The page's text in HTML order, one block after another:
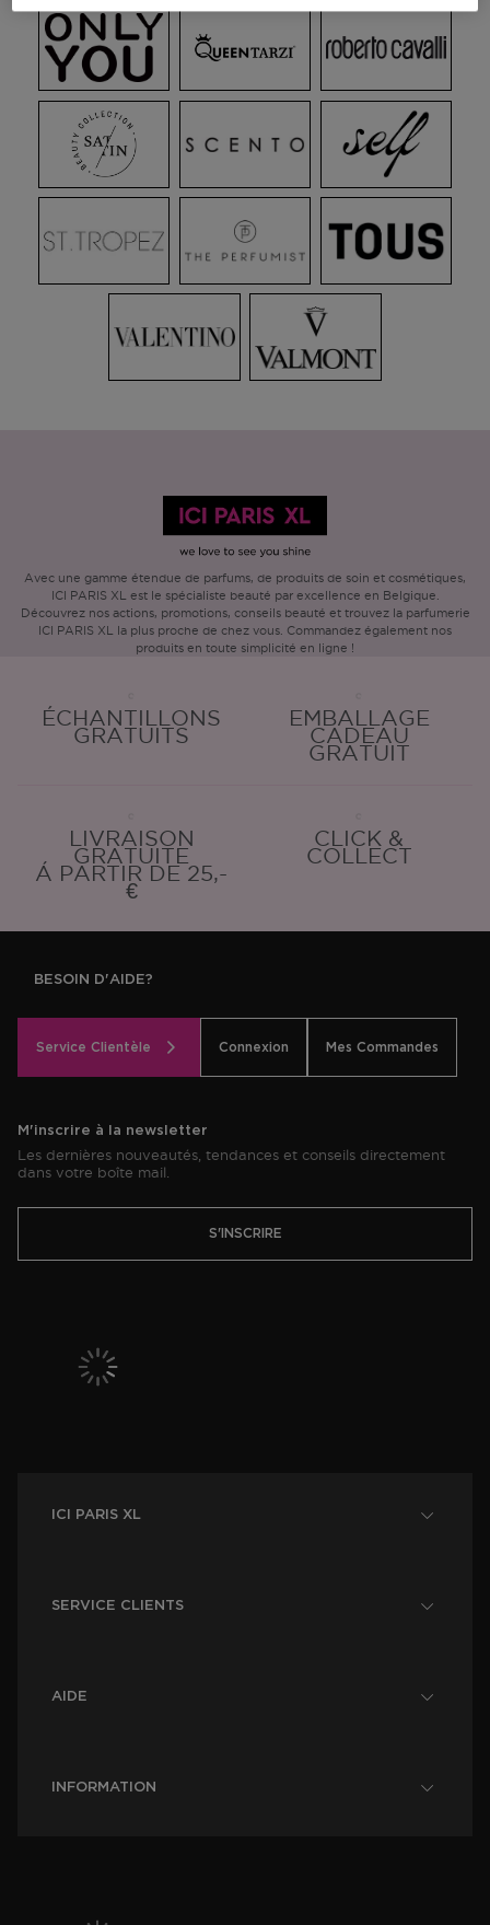
Avec une gamme étendue de parfums, de produits de soin et cosmétiques,
ICI PARIS XL est le spécialiste beauté par excellence en Belgique.
Découvrez nos actions, promotions, conseils beauté et trouvez la parfumerie
ICI PARIS XL la plus proche de chez vous. Commandez également nos
produits en toute simplicité en ligne !
ÉCHANTILLONS
GRATUITS
EMBALLAGE
CADEAU
GRATUIT
LIVRAISON
GRATUITE
Á PARTIR DE 25,-
€
CLICK &
COLLECT
BESOIN D'AIDE?
Service Clientèle Connexion Mes Commandes
M'inscrire à la newsletter
Les dernières nouveautés, tendances et conseils directement
dans votre boîte mail.
S'INSCRIRE
ICI PARIS XL
SERVICE CLIENTS
AIDE
INFORMATION